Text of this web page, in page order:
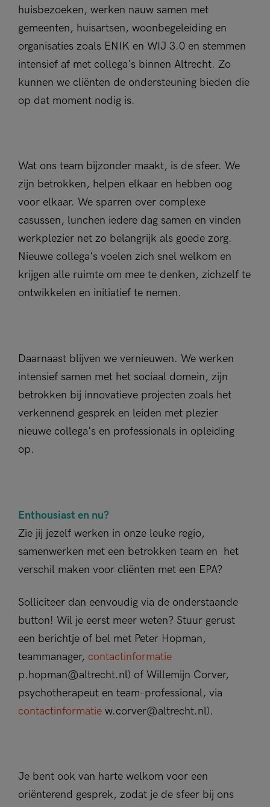
huisbezoeken, werken nauw samen met
gemeenten, huisartsen, woonbegeleiding en
organisaties zoals ENIK en WIJ 3.0 en stemmen
intensief af met collega's binnen Altrecht. Zo
kunnen we cliënten de ondersteuning bieden die
op dat moment nodig is.
Wat ons team bijzonder maakt, is de sfeer. We
zijn betrokken, helpen elkaar en hebben oog
voor elkaar. We sparren over complexe
casussen, lunchen iedere dag samen en vinden
werkplezier net zo belangrijk als goede zorg.
Nieuwe collega's voelen zich snel welkom en
krijgen alle ruimte om mee te denken, zichzelf te
ontwikkelen en initiatief te nemen.
Daarnaast blijven we vernieuwen. We werken
intensief samen met het sociaal domein, zijn
betrokken bij innovatieve projecten zoals het
verkennend gesprek en leiden met plezier
nieuwe collega's en professionals in opleiding
op.
Enthousiast en nu?
Zie jij jezelf werken in onze leuke regio,
samenwerken met een betrokken team en het
verschil maken voor cliënten met een EPA?
Solliciteer dan eenvoudig via de onderstaande
button! Wil je eerst meer weten? Stuur gerust
een berichtje of bel met Peter Hopman,
teammanager, contactinformatie
p.hopman@altrecht.nl) of Willemijn Corver,
psychotherapeut en team-professional, via
contactinformatie w.corver@altrecht.nl).
Je bent ook van harte welkom voor een
oriënterend gesprek, zodat je de sfeer bij ons